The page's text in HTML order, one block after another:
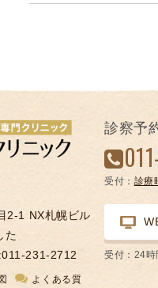
2-1 NX札幌ビル
た
231-2712
よくある質
診察予
受付： 診療
受付：24時